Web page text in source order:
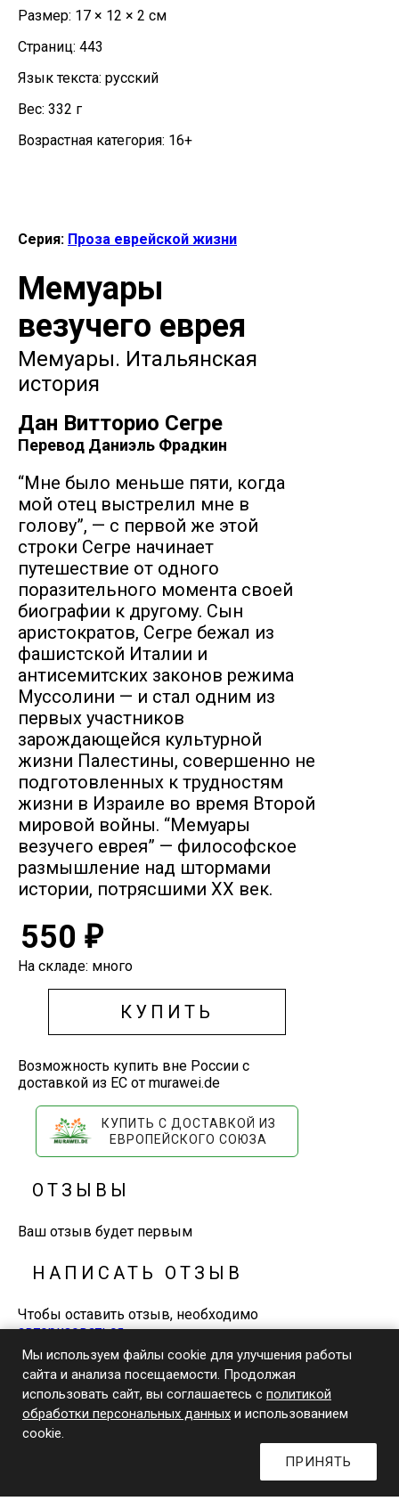
0
Размер: 17 × 12 × 2 см
Страниц: 443
Язык текста: русский
Вес: 332 г
Возрастная категория: 16+
Серия: Проза еврейской жизни
Мемуары
везучего еврея
Мемуары. Итальянская
история
Дан Витторио Сегре
Перевод Даниэль Фрадкин
“Мне было меньше пяти, когда
мой отец выстрелил мне в
голову”, — с первой же этой
строки Сегре начинает
путешествие от одного
поразительного момента своей
биографии к другому. Сын
аристократов, Сегре бежал из
фашистской Италии и
антисемитских законов режима
Муссолини — и стал одним из
первых участников
зарождающейся культурной
жизни Палестины, совершенно не
подготовленных к трудностям
жизни в Израиле во время Второй
мировой войны. “Мемуары
везучего еврея” — философское
размышление над штормами
истории, потрясшими XX век.
550 ₽
На складе: много
КУПИТЬ
Возможность купить вне России с
доставкой из ЕС от murawei.de
КУПИТЬ С ДОСТАВКОЙ ИЗ
ЕВРОПЕЙСКОГО СОЮЗА
ОТЗЫВЫ
Ваш отзыв будет первым
НАПИСАТЬ ОТЗЫВ
Чтобы оставить отзыв, необходимо
авторизоваться
+7-929-648-0-770
Телефон и WhatsApp
© 2026 Издательский дом «Книжники»
Мы используем файлы cookie для улучшения работы
сайта и анализа посещаемости. Продолжая
использовать сайт, вы соглашаетесь с политикой
обработки персональных данных и использованием
cookie.
ПРИНЯТЬ